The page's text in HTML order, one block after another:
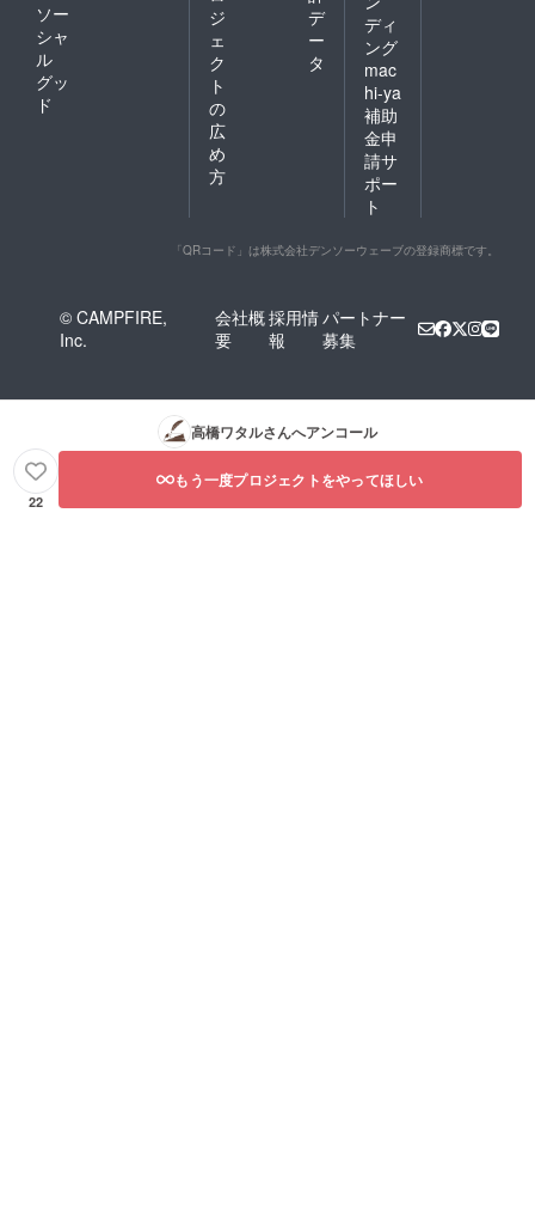
ソー
シャ
ル
グッ
ド
ジ
ェ
ク
ト
の
広
め
方
デ
ー
タ
ディ
ング
mac
hi-ya
補助
金申
請サ
ポー
ト
「QRコード」は株式会社デンソーウェーブの登録商標です。
© CAMPFIRE,
Inc.
会社概
要
採用情
報
パートナー
募集
高橋ワタルさんへアンコール
22
もう一度プロジェクトをやってほしい